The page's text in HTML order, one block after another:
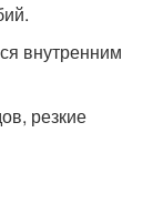
внутренним
резкие